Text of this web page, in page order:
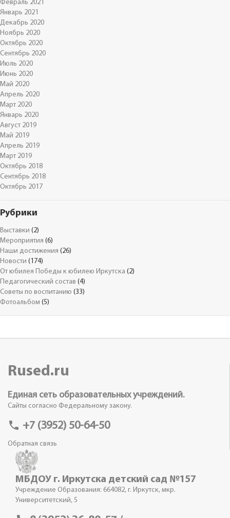
Февраль 2021
Январь 2021
Декабрь 2020
Ноябрь 2020
Октябрь 2020
Сентябрь 2020
Июль 2020
Июнь 2020
Май 2020
Апрель 2020
Март 2020
Январь 2020
Август 2019
Май 2019
Апрель 2019
Март 2019
Октябрь 2018
Сентябрь 2018
Октябрь 2017
Рубрики
Выставки (2)
Мероприятия (6)
Наши достижения (26)
Новости (174)
От юбилея Победы к юбилею Иркутска (2)
Педагогический состав (4)
Советы по воспитанию (33)
Фотоальбом (5)
Rused.ru
Единая сеть образовательных учреждений.
Сайты согласно Федеральному закону.
phone +7 (3952) 50-64-50
Обратная связь
МБДОУ г. Иркутска детский сад №157
Учреждение Образования: 664082, г. Иркутск, мкр.
Университетский, 5